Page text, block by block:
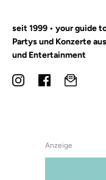
seit 1999 • your guide
Partys und Konzerte
und Entertainment
Anzeige